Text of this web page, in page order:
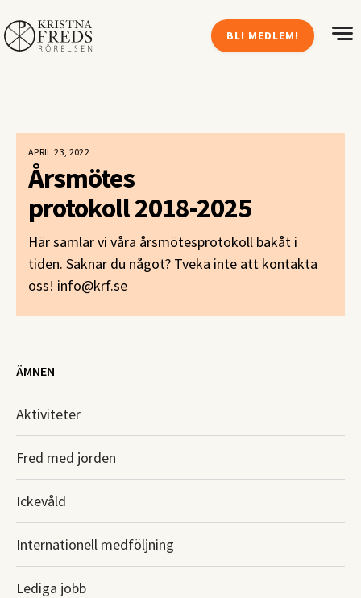
BLI MEDLEM!
APRIL 23, 2022
Årsmötes
protokoll 2018-2025
Här samlar vi våra årsmötesprotokoll bakåt i
tiden. Saknar du något? Tveka inte att kontakta
oss! info@krf.se
ÄMNEN
Aktiviteter
Fred med jorden
Ickevåld
Internationell medföljning
Lediga jobb